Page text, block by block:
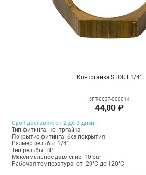
Контргайка STOUT 1/4"
SFT-0037-000014
44,00 ₽
Срок доставки: от 2 до 3 дней
Тип фитинга: контргайка
Покрытие фитинга: без покрытия
Размер резьбы: 1/4"
Тип резьбы: ВР
Максимальное давление: 10 bar
Рабочая температура: от -20°C до 120°C